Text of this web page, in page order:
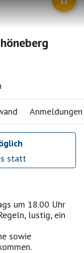
Anmeldungen
statt
um 18.00 Uhr
lustig, ein
sowie